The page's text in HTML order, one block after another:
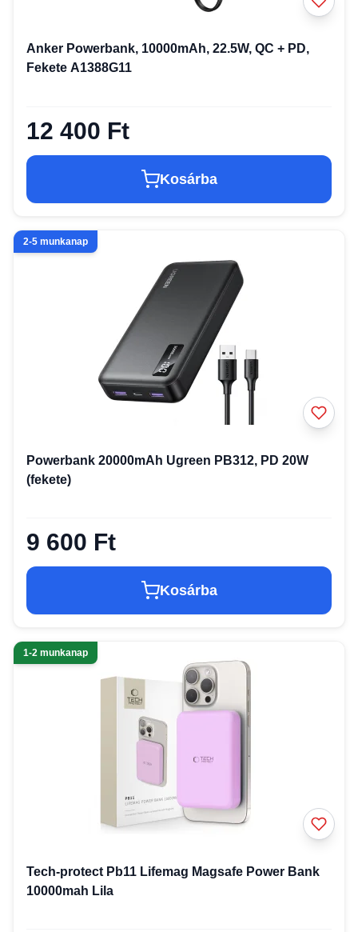
Anker Powerbank, 10000mAh, 22.5W, QC + PD,
Fekete A1388G11
12 400 Ft
Kosárba
2-5 munkanap
Powerbank 20000mAh Ugreen PB312, PD 20W
(fekete)
9 600 Ft
Kosárba
1-2 munkanap
Tech-protect Pb11 Lifemag Magsafe Power Bank
10000mah Lila